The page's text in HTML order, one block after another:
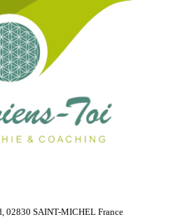
02830 SAINT-MICHEL France